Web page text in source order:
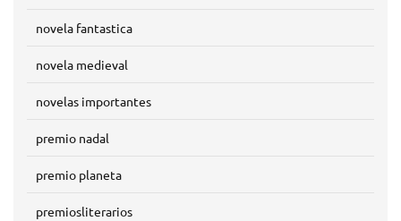
novela fantastica
novela medieval
novelas importantes
premio nadal
premio planeta
premiosliterarios